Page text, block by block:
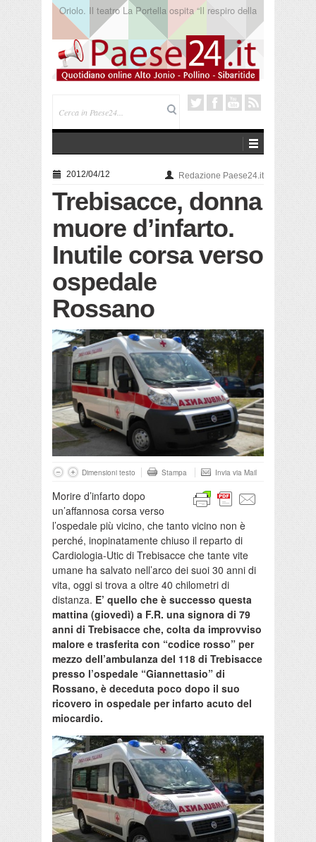
Cerchiara. “Melodie sotto le stelle” al Santuario
Madonna delle Armi
2012/04/12 Redazione Paese24.it
Trebisacce, donna
muore d’infarto.
Inutile corsa verso
ospedale
Rossano
Dimensioni testo Stampa Invia via Mail
Morire d’infarto dopo
un’affannosa corsa verso
l’ospedale più vicino, che tanto vicino non è
perché, inopinatamente chiuso il reparto di
Cardiologia-Utic di Trebisacce che tante vite
umane ha salvato nell’arco dei suoi 30 anni di
vita, oggi si trova a oltre 40 chilometri di
distanza. E’ quello che è successo questa
mattina (giovedì) a F.R. una signora di 79
anni di Trebisacce che, colta da improvviso
malore e trasferita con “codice rosso” per
mezzo dell’ambulanza del 118 di Trebisacce
presso l’ospedale “Giannettasio” di
Rossano, è deceduta poco dopo il suo
ricovero in ospedale per infarto acuto del
miocardio.